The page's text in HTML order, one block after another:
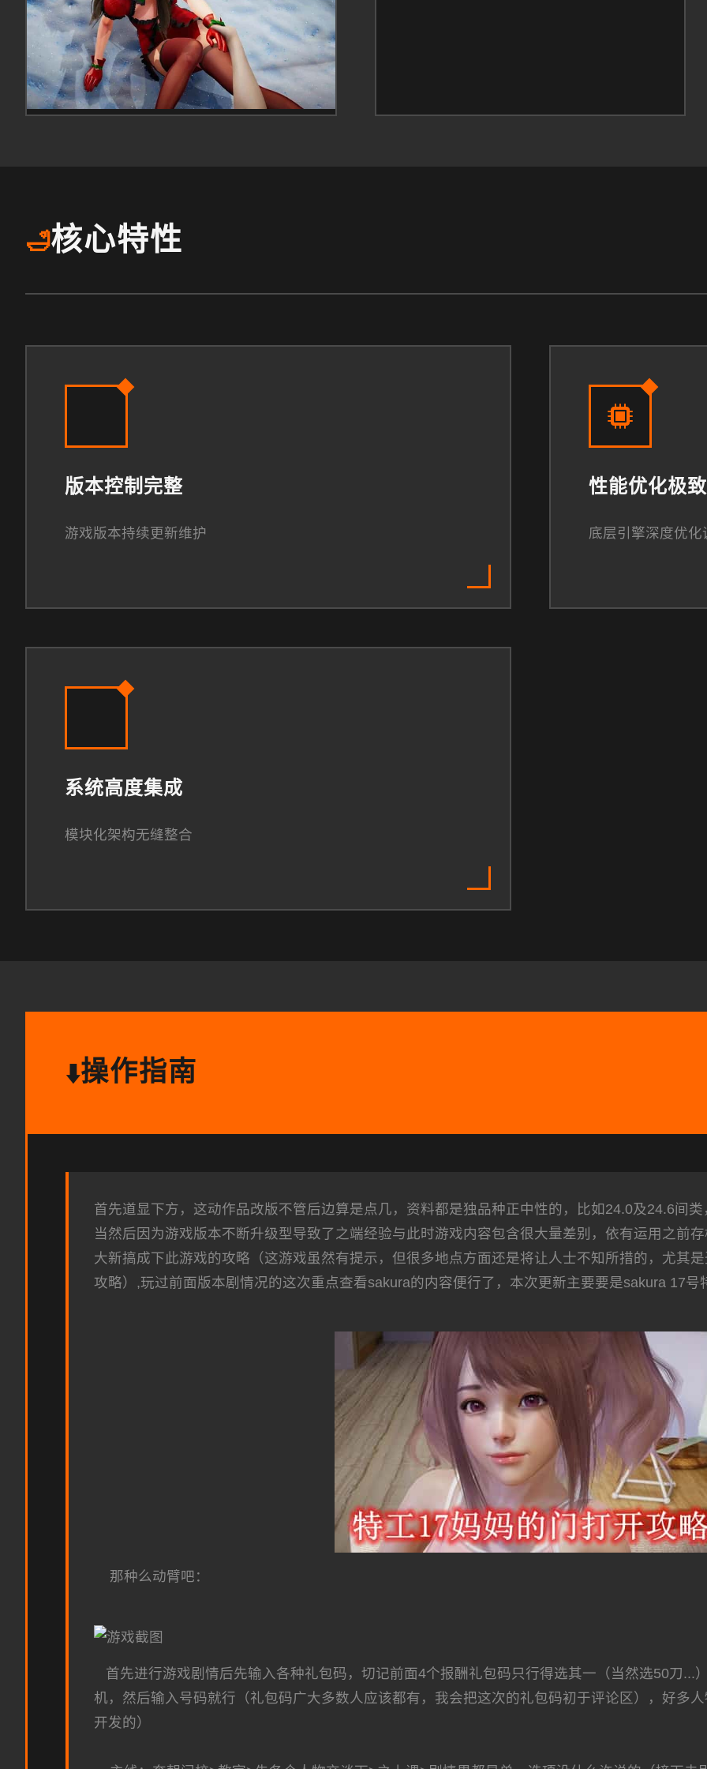
🛁核心特性
版本控制完整
游戏版本持续更新维护
性能优化极致
底层引擎深度优化
系统高度集成
模块化架构无缝整合
⬇️操作指南
首先道显下方，这动作品改版不管后边算是点几，资料都是独品种正中性的，比如24.0及24.6间
当然后因为游戏版本不断升级型导致了之端经验与此时游戏内容包含很大量差别，依有运用之前
大新搞成下此游戏的攻略（这游戏虽然有提示，但很多地点方面还是将让人士不知所措的，尤其
攻略）,玩过前面版本剧情况的这次重点查看sakura的内容便行了，本次更新主要要是sakura 17号
那种么动臂吧：
首先进行游戏剧情后先输入各种礼包码，切记前面4个报酬礼包码只行得选其一（当然选50刀...
机，然后输入号码就行（礼包码广大多数人应该都有，我会把这次的礼包码初于评论区），好多
开发的）